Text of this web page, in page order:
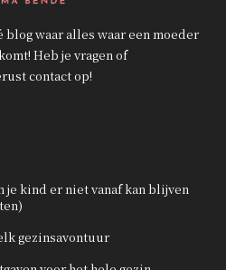
waar alles waar een moeder
Heb je vragen of
contact op!
je kind er niet vanaf kan blijven
gezinsavontuur